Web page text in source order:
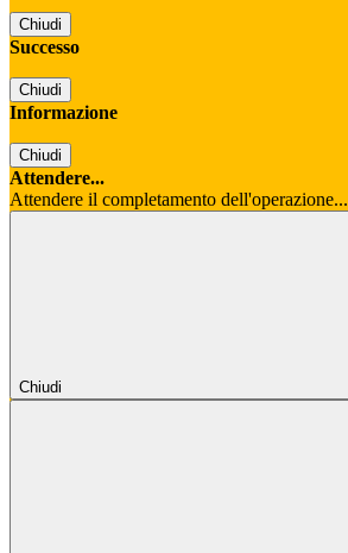
Chiudi
Successo
Chiudi
Informazione
Chiudi
Attendere...
Attendere il completamento dell'operazione...
Chiudi